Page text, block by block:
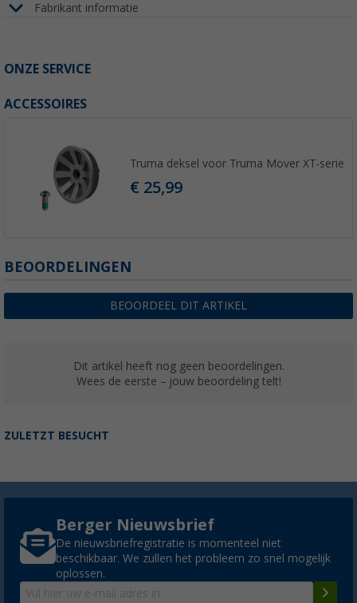
Fabrikant informatie
ONZE SERVICE
ACCESSOIRES
Truma deksel voor Truma Mover XT-serie
€ 25,99
BEOORDELINGEN
BEOORDEEL DIT ARTIKEL
Dit artikel heeft nog geen beoordelingen.
Wees de eerste – jouw beoordeling telt!
ZULETZT BESUCHT
Berger Nieuwsbrief
De nieuwsbriefregistratie is momenteel niet
beschikbaar. We zullen het probleem zo snel mogelijk
oplossen.